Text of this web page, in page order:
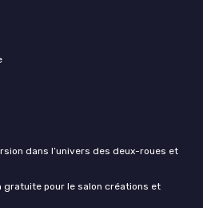
dans l’univers des deux-roues et
gratuite pour le salon créations et